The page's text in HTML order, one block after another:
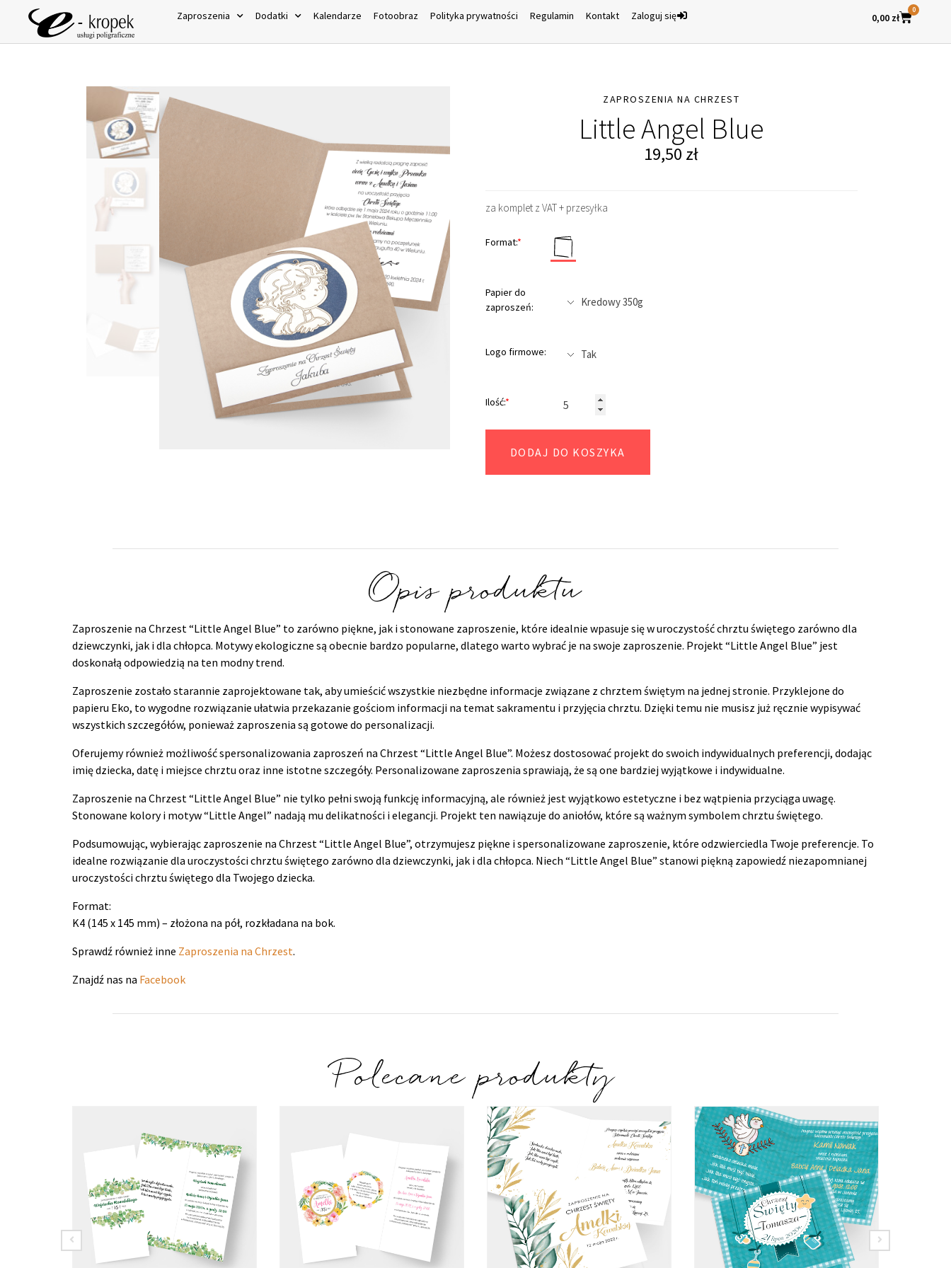
Zaproszenia Dodatki Kalendarze Fotoobraz Polityka prywatności Regulamin Kontakt Zaloguj się 0,00 zł
0
ZAPROSZENIA NA CHRZEST
Little Angel Blue
19,50 zł
za komplet z VAT + przesyłka
Format:*
Papier do
zaproszeń:
Logo firmowe:
Ilość:*
DODAJ DO KOSZYKA
Opis produktu
Zaproszenie na Chrzest “Little Angel Blue” to zarówno piękne, jak i stonowane zaproszenie, które idealnie wpasuje się w uroczystość chrztu świętego zarówno dla
dziewczynki, jak i dla chłopca. Motywy ekologiczne są obecnie bardzo popularne, dlatego warto wybrać je na swoje zaproszenie. Projekt “Little Angel Blue” jest
doskonałą odpowiedzią na ten modny trend.
Zaproszenie zostało starannie zaprojektowane tak, aby umieścić wszystkie niezbędne informacje związane z chrztem świętym na jednej stronie. Przyklejone do
papieru Eko, to wygodne rozwiązanie ułatwia przekazanie gościom informacji na temat sakramentu i przyjęcia chrztu. Dzięki temu nie musisz już ręcznie wypisywać
wszystkich szczegółów, ponieważ zaproszenia są gotowe do personalizacji.
Oferujemy również możliwość spersonalizowania zaproszeń na Chrzest “Little Angel Blue”. Możesz dostosować projekt do swoich indywidualnych preferencji, dodając
imię dziecka, datę i miejsce chrztu oraz inne istotne szczegóły. Personalizowane zaproszenia sprawiają, że są one bardziej wyjątkowe i indywidualne.
Zaproszenie na Chrzest “Little Angel Blue” nie tylko pełni swoją funkcję informacyjną, ale również jest wyjątkowo estetyczne i bez wątpienia przyciąga uwagę.
Stonowane kolory i motyw “Little Angel” nadają mu delikatności i elegancji. Projekt ten nawiązuje do aniołów, które są ważnym symbolem chrztu świętego.
Podsumowując, wybierając zaproszenie na Chrzest “Little Angel Blue”, otrzymujesz piękne i spersonalizowane zaproszenie, które odzwierciedla Twoje preferencje. To
idealne rozwiązanie dla uroczystości chrztu świętego zarówno dla dziewczynki, jak i dla chłopca. Niech “Little Angel Blue” stanowi piękną zapowiedź niezapomnianej
uroczystości chrztu świętego dla Twojego dziecka.
Format:
K4 (145 x 145 mm) – złożona na pół, rozkładana na bok.
Sprawdź również inne Zaproszenia na Chrzest.
Znajdź nas na Facebook
Polecane produkty